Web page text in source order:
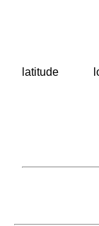
latitude